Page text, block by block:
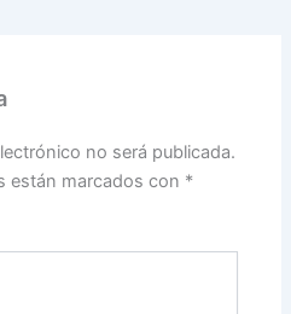
no será publicada.
están marcados con *